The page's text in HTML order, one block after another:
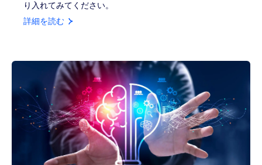
り入れてみてください。
詳細を読む